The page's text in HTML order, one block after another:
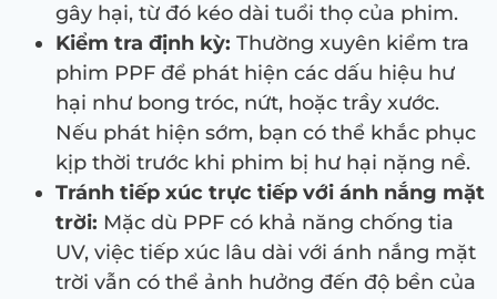
gây hại, từ đó kéo dài tuổi thọ của phim.
Kiểm tra định kỳ: Thường xuyên kiểm tra
phim PPF để phát hiện các dấu hiệu hư
hại như bong tróc, nứt, hoặc trầy xước.
Nếu phát hiện sớm, bạn có thể khắc phục
kịp thời trước khi phim bị hư hại nặng nề.
Tránh tiếp xúc trực tiếp với ánh nắng mặt
trời: Mặc dù PPF có khả năng chống tia
UV, việc tiếp xúc lâu dài với ánh nắng mặt
trời vẫn có thể ảnh hưởng đến độ bền của